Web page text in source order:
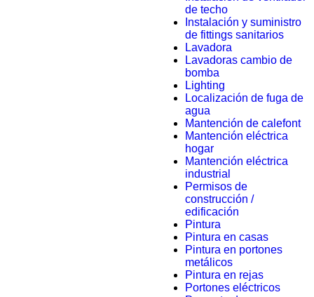
de techo
Instalación y suministro
de fittings sanitarios
Lavadora
Lavadoras cambio de
bomba
Lighting
Localización de fuga de
agua
Mantención de calefont
Mantención eléctrica
hogar
Mantención eléctrica
industrial
Permisos de
construcción /
edificación
Pintura
Pintura en casas
Pintura en portones
metálicos
Pintura en rejas
Portones eléctricos